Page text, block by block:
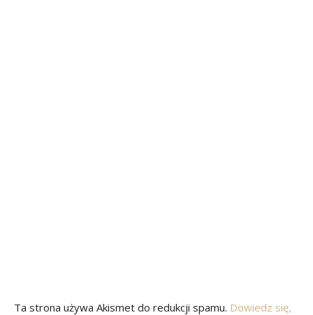
Ta strona używa Akismet do redukcji spamu. Dowiedz się,